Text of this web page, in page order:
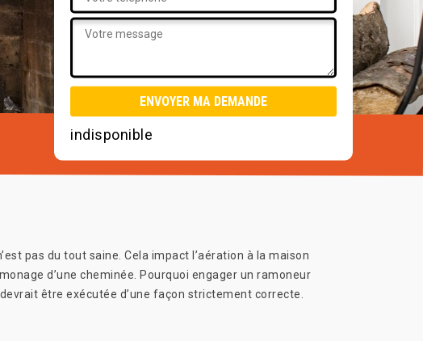
indisponible
pas du tout saine. Cela impact l’aération à la maison
d’une cheminée. Pourquoi engager un ramoneur
être exécutée d’une façon strictement correcte.